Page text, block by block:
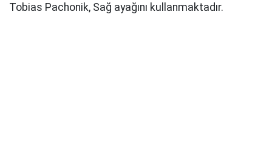
Tobias Pachonik, Sağ ayağını kullanmaktadır.